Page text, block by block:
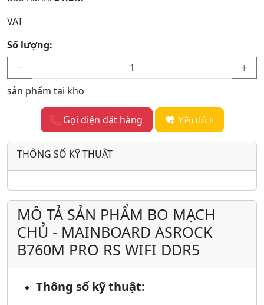
VAT
Số lượng:
sản phẩm tại kho
Gọi điện đặt hàng Yêu thích
THÔNG SỐ KỸ THUẬT
MÔ TẢ SẢN PHẨM BO MẠCH
CHỦ - MAINBOARD ASROCK
B760M PRO RS WIFI DDR5
Thông số kỹ thuật: